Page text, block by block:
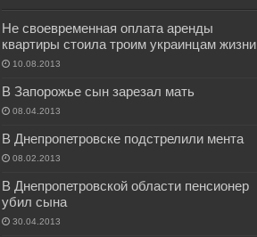
Не своевременная оплата аренды
квартиры стоила троим украинцам жизни
10.08.2013
В Запорожье сын зарезал мать
08.04.2013
В Днепропетровске подстрелили мента
08.02.2013
В Днепропетровской области пенсионер
убил сына
30.04.2013